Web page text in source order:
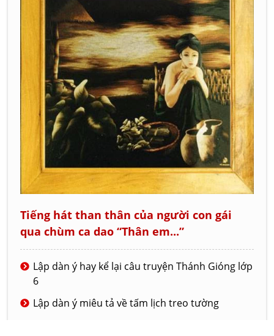
Tiếng hát than thân của người con gái
qua chùm ca dao “Thân em...”
Lập dàn ý hay kể lại câu truyện Thánh Gióng lớp
6
Lập dàn ý miêu tả về tấm lịch treo tường